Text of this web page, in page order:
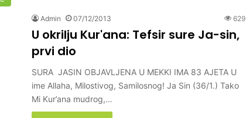
Admin 07/12/2013 629
U okrilju Kur'ana: Tefsir sure Ja-sin,
prvi dio
SURA JASIN OBJAVLJENA U MEKKI IMA 83 AJETA U
ime Allaha, Milostivog, Samilosnog! Ja Sin (36/1.) Tako
Mi Kur’ana mudrog,…